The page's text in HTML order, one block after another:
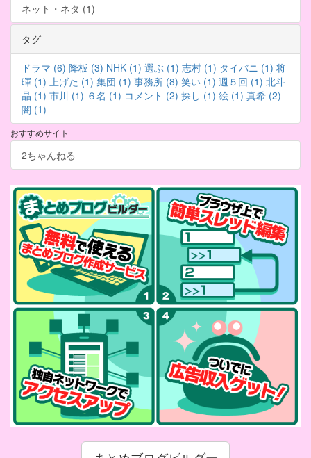
ネット・ネタ (1)
タグ
ドラマ (6) 降板 (3) NHK (1) 選ぶ (1) 志村 (1) タイバニ (1) 将
暉 (1) 上げた (1) 集団 (1) 事務所 (8) 笑い (1) 週５回 (1) 北斗
晶 (1) 市川 (1) ６名 (1) コメント (2) 探し (1) 絵 (1) 真希 (2)
闇 (1)
おすすめサイト
2ちゃんねる